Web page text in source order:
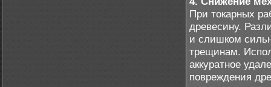
При токарных
древесину.
и слишком
трещинам.
аккуратное
повреждения